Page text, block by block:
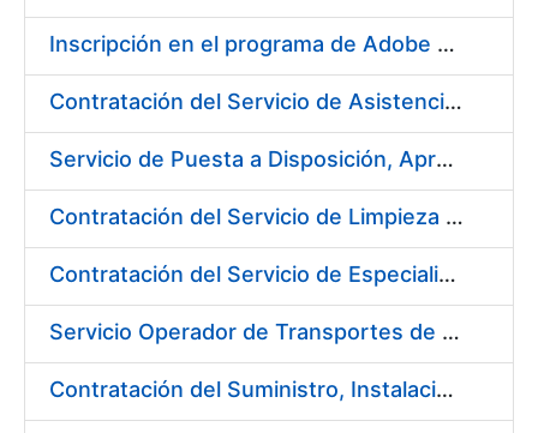
Inscripción en el programa de Adobe CLP
Contratación del Servicio de Asistencia Técnica Ambiental en la Fábrica de Papel de Burgos
Servicio de Puesta a Disposición, Aprovisionamiento y Mantenimiento de Máquinas Expendedoras de Alimentos Sólidos y Bebidas Calientes y Frías
Contratación del Servicio de Limpieza en la FNMT-RCM para el año 2018
Contratación del Servicio de Especialistas Técnicos en Prevención y Extinción de Incendios en los centros de la Fábrica Nacional de Moneda y Timbre – Real Casa de la Moneda
Servicio Operador de Transportes de Seguridad para los diferentes Servicios de Mercancías de la Fábrica Nacional de Moneda y Timbre-Real Casa de la Moneda
Contratación del Suministro, Instalación y Puesta en Marcha de Equipos y Sistemas de Seguridad para el nuevo edificio de la Fábrica de Papel, en Burgos, de la FNMT-RCM